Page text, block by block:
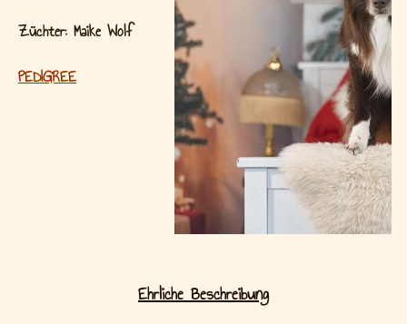
Züchter: Maike Wolf
PEDIGREE
Ehrliche Beschreibung